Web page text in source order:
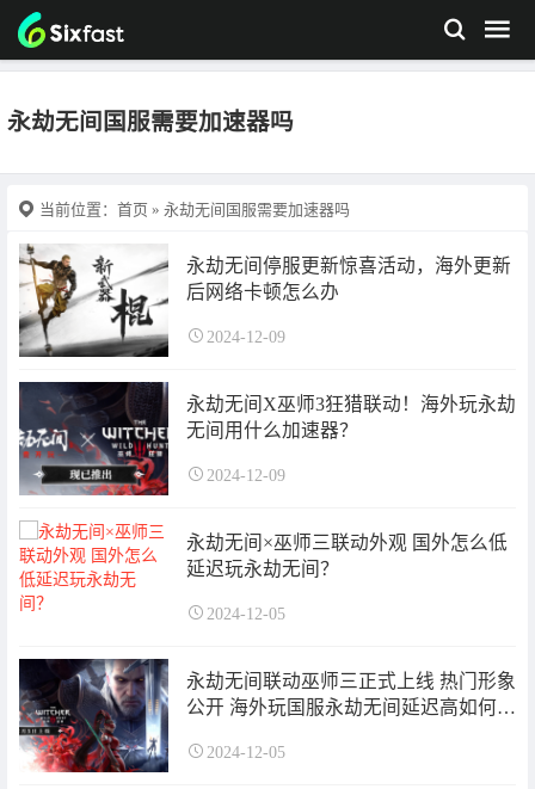
永劫无间国服需要加速器吗
当前位置： 首页 » 永劫无间国服需要加速器吗
永劫无间停服更新惊喜活动，海外更新
后网络卡顿怎么办
2024-12-09
永劫无间X巫师3狂猎联动！海外玩永劫
无间用什么加速器？
2024-12-09
永劫无间×巫师三联动外观 国外怎么低
延迟玩永劫无间？
2024-12-05
永劫无间联动巫师三正式上线 热门形象
公开 海外玩国服永劫无间延迟高如何解
2024-12-05